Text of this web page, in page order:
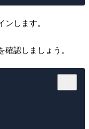
します。
認しましょう。